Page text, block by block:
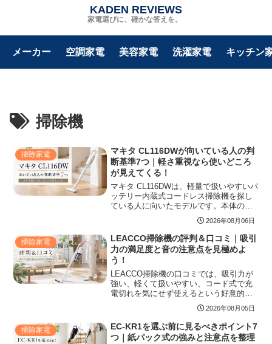
家電選びに、確かな答えを。
KADEN REVIEWS
メーカー 空調家電 美容家電 洗濯家電 キッチン
掃除機
掃除家電
マキタ CL116DWが向いている人の判
断基準7つ｜軽さ重視なら使いどころ
が見えてくる！
マキタ CL116DWは、軽量で扱いやすいバ
ッテリー内蔵式コードレス掃除機を探し
ている人に向いたモデルです。本体の軽
さ、約15分の運転時間、カプセル式の手
入れ、CL115FDWや上位機との違いを整
理し、フローリング中心の家庭やサブ機
として使う場合の選び方を紹介します。
2026年08月06日
掃除家電
LEACCO掃除機の評判＆口コミ｜吸引
力の満足度と音の注意点を見極めよ
う！
LEACCO掃除機の口コミでは、吸引力が
強い、軽くて扱いやすい、コード式で充
電切れを気にせず使えるという好意的な
声がある一方、音が大きい、吸引力調整
が少ない、じゅうたんでは動かしにくい
という注意点も見られます。フローリン
グ中心の家庭やサブ機として検討する人
に向けて、評判の傾向、向いている使い
2026年08月05日
掃除家電
EC-KR1を選ぶ前に見るべきポイント7
つ｜紙パック式の強みと注意点を整理